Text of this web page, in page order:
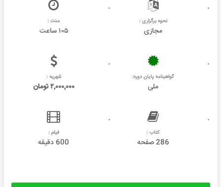
نحوه برگزاری :
مجازی
مدت :
۱۰۵ ساعت
گواهینامه پایان دوره:
ملی
شهریه :
۲,۰۰۰,۰۰۰ تومان
کتاب :
286 صفحه
فیلم :
600 دقیقه